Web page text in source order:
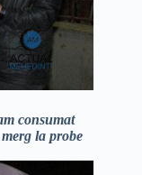
consumat
la probe